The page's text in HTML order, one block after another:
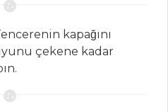
kapağını
çekene kadar